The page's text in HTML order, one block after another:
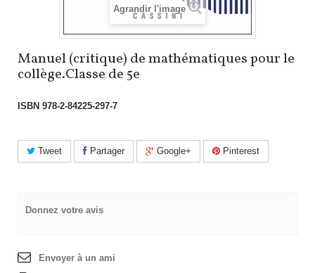
Agrandir l'image
Manuel (critique) de mathématiques pour le
collège.Classe de 5e
ISBN 978-2-84225-297-7
Tweet Partager Google+ Pinterest
Donnez votre avis
Envoyer à un ami